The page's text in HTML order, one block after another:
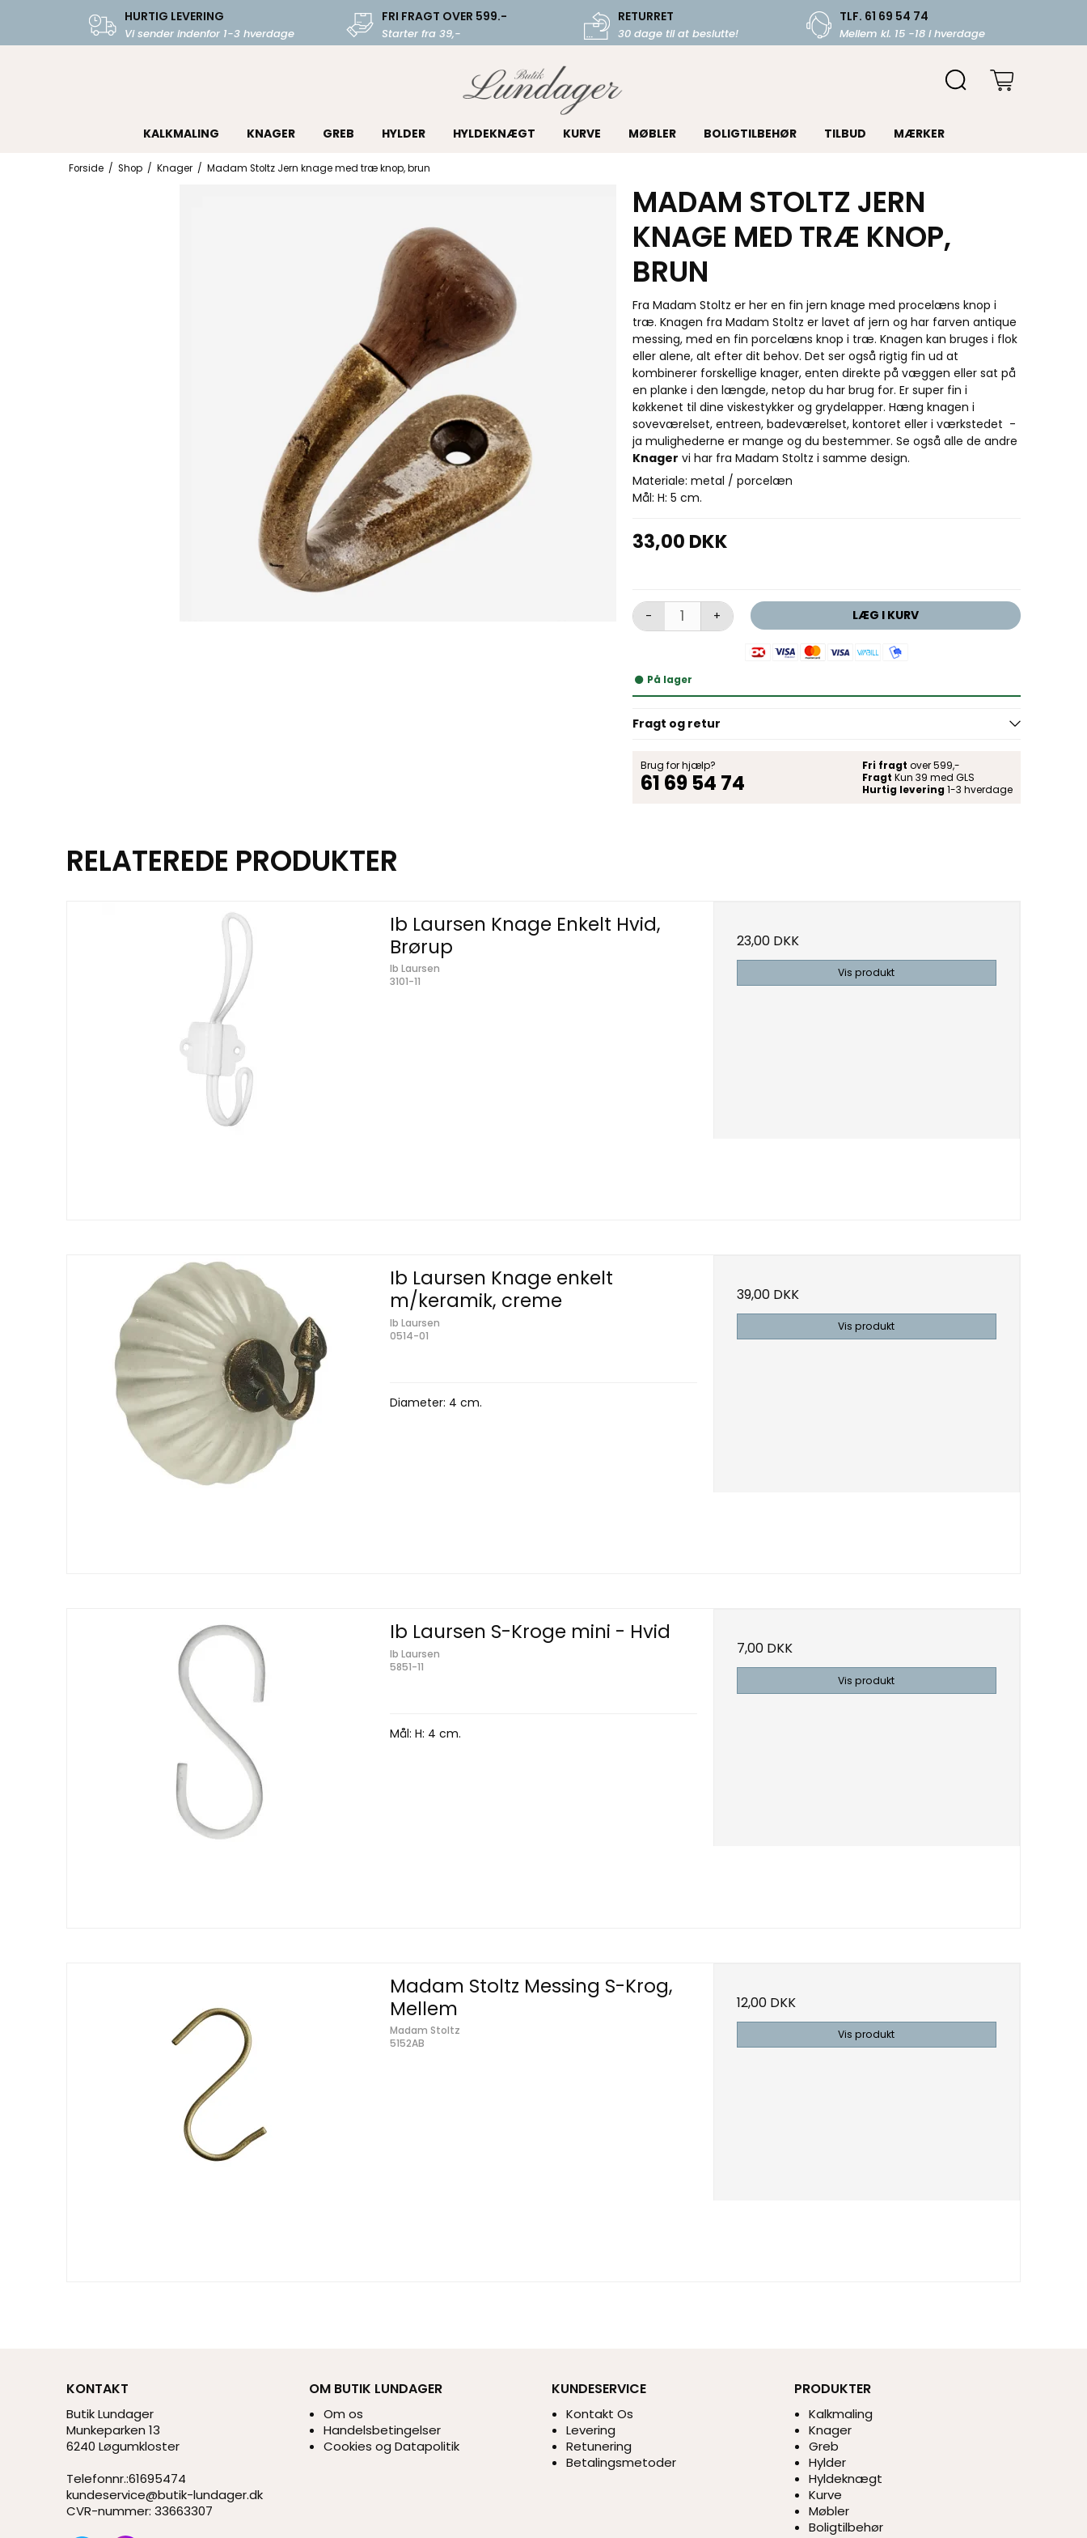
HURTIG LEVERING
Vi sender indenfor 1-3 hverdage
FRI FRAGT OVER 599.-
Starter fra 39,-
RETURRET
30 dage til at beslutte!
TLF. 61 69 54 74
Mellem kl. 15 -18 i hverdage
KALKMALING KNAGER GREB HYLDER HYLDEKNÆGT KURVE MØBLER BOLIGTILBEHØR TILBUD MÆRKER
Forside / Shop / Knager / Madam Stoltz Jern knage med træ knop, brun
MADAM STOLTZ JERN
KNAGE MED TRÆ KNOP,
BRUN
Fra Madam Stoltz er her en fin jern knage med procelæns knop i
træ. Knagen fra Madam Stoltz er lavet af jern og har farven antique
messing, med en fin porcelæns knop i træ. Knagen kan bruges i flok
eller alene, alt efter dit behov. Det ser også rigtig fin ud at
kombinerer forskellige knager, enten direkte på væggen eller sat på
en planke i den længde, netop du har brug for. Er super fin i
køkkenet til dine viskestykker og grydelapper. Hæng knagen i
soveværelset, entreen, badeværelset, kontoret eller i værkstedet -
ja mulighederne er mange og du bestemmer. Se også alle de andre
Knager vi har fra Madam Stoltz i samme design.
Materiale: metal / porcelæn
Mål: H: 5 cm.
33,00 DKK
- + LÆG I KURV
På lager
Fragt og retur
Brug for hjælp?
61 69 54 74
Fri fragt over 599,-
Fragt Kun 39 med GLS
Hurtig levering 1-3 hverdage
RELATEREDE PRODUKTER
Ib Laursen Knage Enkelt Hvid,
Brørup
Ib Laursen
3101-11
23,00 DKK
Vis produkt
Ib Laursen Knage enkelt
m/keramik, creme
Ib Laursen
0514-01
Diameter: 4 cm.
39,00 DKK
Vis produkt
Ib Laursen S-Kroge mini - Hvid
Ib Laursen
5851-11
Mål: H: 4 cm.
7,00 DKK
Vis produkt
Madam Stoltz Messing S-Krog,
Mellem
Madam Stoltz
5152AB
12,00 DKK
Vis produkt
KONTAKT
Butik Lundager
Munkeparken 13
6240 Løgumkloster
Telefonnr.:61695474
kundeservice@butik-lundager.dk
CVR-nummer: 33663307
OM BUTIK LUNDAGER
Om os
Handelsbetingelser
Cookies og Datapolitik
KUNDESERVICE
Kontakt Os
Levering
Retunering
Betalingsmetoder
PRODUKTER
Kalkmaling
Knager
Greb
Hylder
Hyldeknægt
Kurve
Møbler
Boligtilbehør